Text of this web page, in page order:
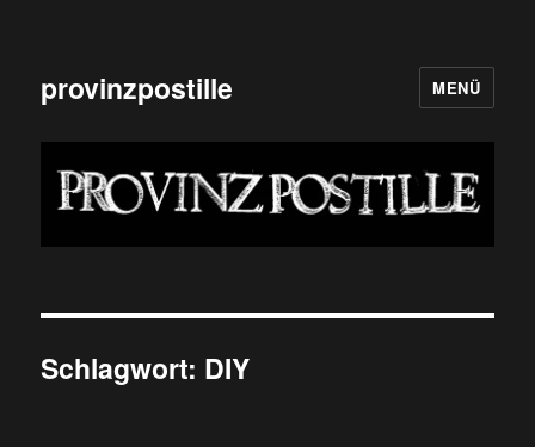
provinzpostille MENÜ
Schlagwort: DIY